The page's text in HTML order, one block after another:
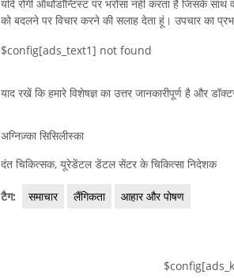
यदि रोगी ऑर्थोडॉन्टिस्ट पर भरोसा नहीं करता है जिसके
को बदलने पर विचार करने की सलाह देता हूं। उपचार का
$config[ads_text1] not found
याद रखें कि हमारे विशेषज्ञ का उत्तर जानकारीपूर्ण है और
अग्निज़्का सिसिलीस्का
दंत चिकित्सक, यूरेडेंटल डेंटल सेंटर के चिकित्सा निदेशक
टैग: समाचार लैंगिकता आहार और पोषण